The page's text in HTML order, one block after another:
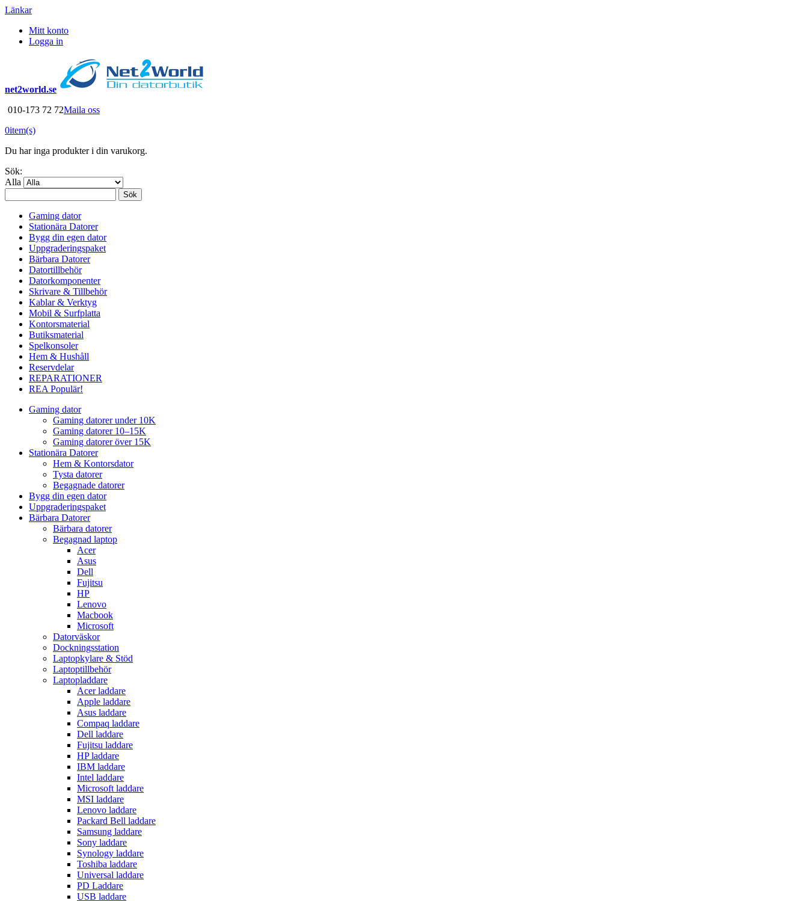
Länkar
Mitt konto
Logga in
net2world.se
010-173 72 72Maila oss
0item(s)
Du har inga produkter i din varukorg.
Sök:
Alla
Sök
Gaming dator
Stationära Datorer
Bygg din egen dator
Uppgraderingspaket
Bärbara Datorer
Datortillbehör
Datorkomponenter
Skrivare & Tillbehör
Kablar & Verktyg
Mobil & Surfplatta
Kontorsmaterial
Butiksmaterial
Spelkonsoler
Hem & Hushåll
Reservdelar
REPARATIONER
REA Populär!
Gaming dator
Gaming datorer under 10K
Gaming datorer 10–15K
Gaming datorer över 15K
Stationära Datorer
Hem & Kontorsdator
Tysta datorer
Begagnade datorer
Bygg din egen dator
Uppgraderingspaket
Bärbara Datorer
Bärbara datorer
Begagnad laptop
Acer
Asus
Dell
Fujitsu
HP
Lenovo
Macbook
Microsoft
Datorväskor
Dockningsstation
Laptopkylare & Stöd
Laptoptillbehör
Laptopladdare
Acer laddare
Apple laddare
Asus laddare
Compaq laddare
Dell laddare
Fujitsu laddare
HP laddare
IBM laddare
Intel laddare
Microsoft laddare
MSI laddare
Lenovo laddare
Packard Bell laddare
Samsung laddare
Sony laddare
Synology laddare
Toshiba laddare
Universal laddare
PD Laddare
USB laddare